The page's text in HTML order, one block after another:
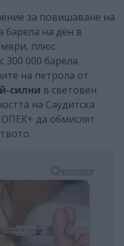
за повишаване на
барела на ден в
плюс
300 000 барела
на петрола от
силни в световен
на Саудитска
да обмислят